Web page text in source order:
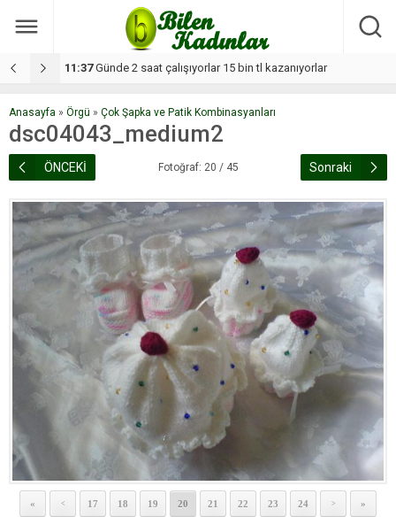
11:37Günde 2 saat çalışıyorlar 15 bin tl kazanıyorlar
Anasayfa » Örgü » Çok Şapka ve Patik Kombinasyanları
dsc04043_medium2
ÖNCEKİ Fotoğraf: 20 / 45 Sonraki
« < 17 18 19 20 21 22 23 24 > »